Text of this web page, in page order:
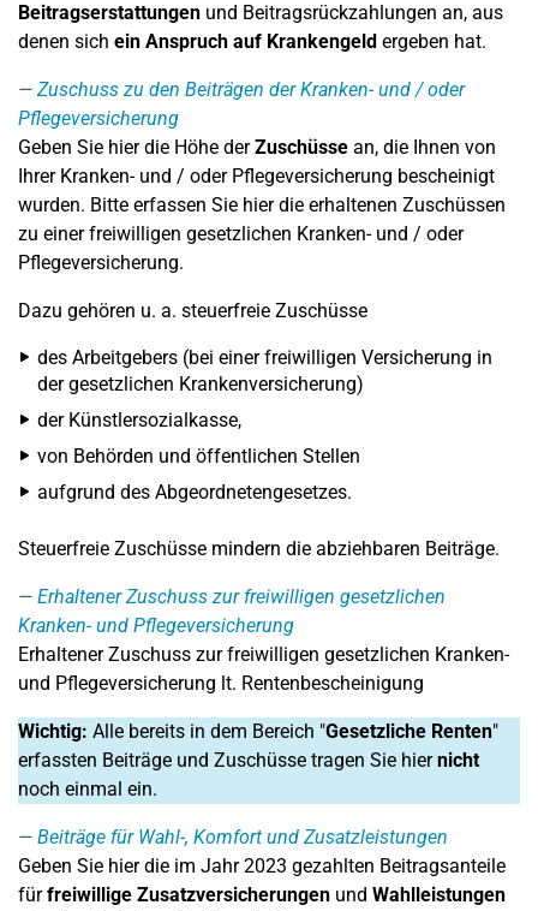
Beitragserstattungen und Beitragsrückzahlungen an, aus
denen sich ein Anspruch auf Krankengeld ergeben hat.
Zuschuss zu den Beiträgen der Kranken- und / oder
Pflegeversicherung
Geben Sie hier die Höhe derZuschüsse an, die Ihnen von
Ihrer Kranken- und / oder Pflegeversicherung bescheinigt
wurden. Bitte erfassen Sie hier die erhaltenen Zuschüssen
zu einer freiwilligen gesetzlichen Kranken- und / oder
Pflegeversicherung.
Dazu gehören u. a. steuerfreie Zuschüsse
des Arbeitgebers (bei einer freiwilligen Versicherung in
der gesetzlichen Krankenversicherung)
der Künstlersozialkasse,
von Behörden und öffentlichen Stellen
aufgrund des Abgeordnetengesetzes.
Steuerfreie Zuschüsse mindern die abziehbaren Beiträge.
Erhaltener Zuschuss zur freiwilligen gesetzlichen
Kranken- und Pflegeversicherung
Erhaltener Zuschuss zur freiwilligen gesetzlichen Kranken-
und Pflegeversicherung lt. Rentenbescheinigung
Wichtig: Alle bereits in dem Bereich "Gesetzliche Renten"
erfassten Beiträge und Zuschüsse tragen Sie hiernicht
noch einmal ein.
Beiträge für Wahl-, Komfort und Zusatzleistungen
Geben Sie hier die im Jahr 2023 gezahlten Beitragsanteile
fürfreiwillige Zusatzversicherungen und Wahlleistungen